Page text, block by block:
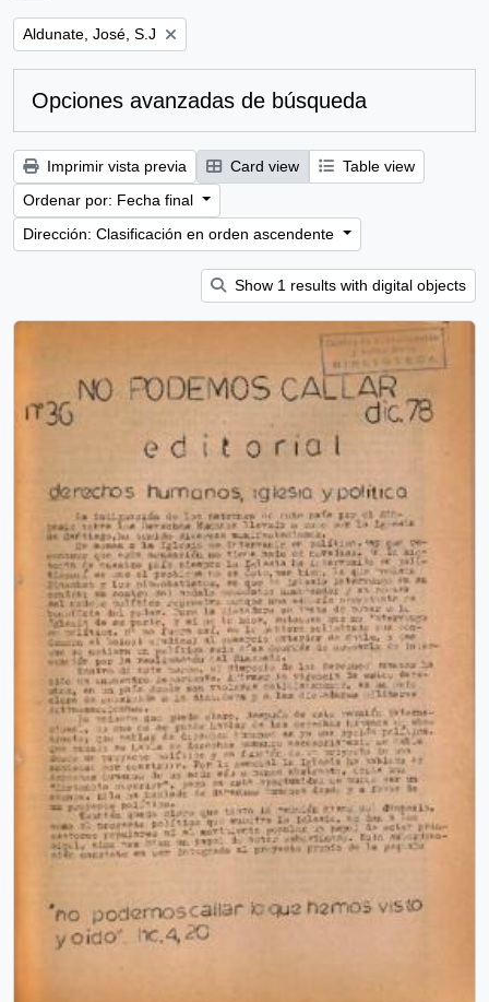
Remove filter:
Aldunate, José, S.J
Opciones avanzadas de búsqueda
Imprimir vista previa Card view
Table view
Ordenar por: Fecha final
Dirección: Clasificación en orden ascendente
Show 1 results with digital objects